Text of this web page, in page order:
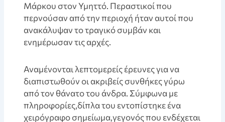
Μάρκου στον Υμηττό. Περαστικοί που
περνούσαν από την περιοχή ήταν αυτοί που
ανακάλυψαν το τραγικό συμβάν και
ενημέρωσαν τις αρχές.
Αναμένονται λεπτομερείς έρευνες για να
διαπιστωθούν οι ακριβείς συνθήκες γύρω
από τον θάνατο του άνδρα. Σύμφωνα με
πληροφορίες,δίπλα του εντοπίστηκε ένα
χειρόγραφο σημείωμα,γεγονός που ενδέχεται